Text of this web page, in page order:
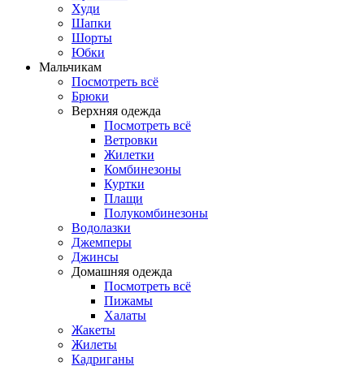
Худи
Шапки
Шорты
Юбки
Мальчикам
Посмотреть всё
Брюки
Верхняя одежда
Посмотреть всё
Ветровки
Жилетки
Комбинезоны
Куртки
Плащи
Полукомбинезоны
Водолазки
Джемперы
Джинсы
Домашняя одежда
Посмотреть всё
Пижамы
Халаты
Жакеты
Жилеты
Кадриганы